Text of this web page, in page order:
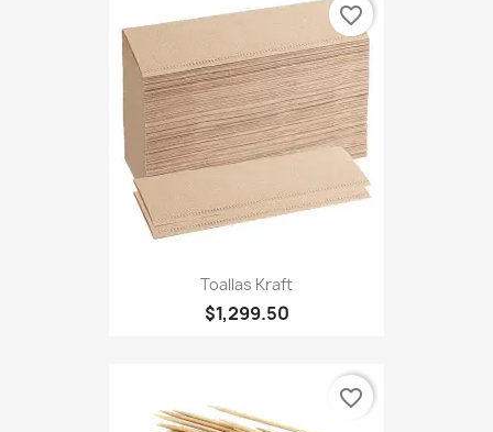
Toallas Kraft
$1,299.50
favorite_border
favorite_border